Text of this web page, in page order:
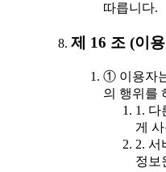
따릅니다.
제 16 조 (이
① 이용자
의 행위를
1. 다
게
2. 서
정보